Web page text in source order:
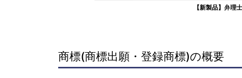
【新製品】弁理
商標(商標出願・登録商標)の概要